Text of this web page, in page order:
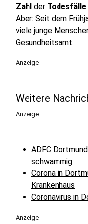
Zahl der Todesfälle
Aber: Seit dem
viele junge
Gesundheitsamt.
Anzeige
Weitere
Anzeige
ADFC
schwammig
Corona in
Krankenhaus
Coronavirus in
Anzeige